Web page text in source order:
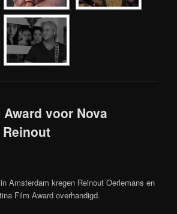
voor Nova
Amsterdam kregen Reinout Oerlemans en
Film Award overhandigd.